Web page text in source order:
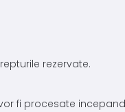
rezervate.
fi procesate